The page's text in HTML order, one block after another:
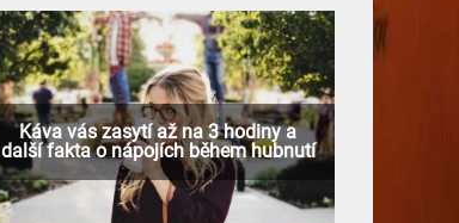
Káva vás zasytí až na 3 hodiny a
další fakta o nápojích během hubnutí